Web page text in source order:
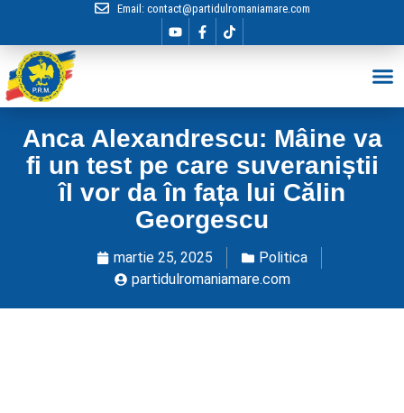
Email: contact@partidulromaniamare.com
Anca Alexandrescu: Mâine va
fi un test pe care suveraniștii
îl vor da în fața lui Călin
Georgescu
martie 25, 2025
Politica
partidulromaniamare.com